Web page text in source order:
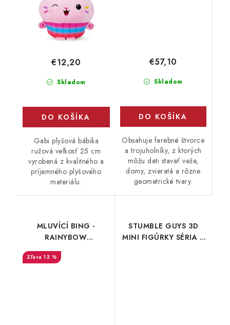
Skladom
€12,20
DO KOŠÍKA
Gabi plyšová bábika
ružová veľkosť 25 cm
vyrobená z kvalitného a
príjemného plyšového
materiálu.
Skladom
€57,10
DO KOŠÍKA
Obsahuje farebné štvorce
a trojuholníky, z ktorých
môžu deti stavať veže,
domy, zvieratá a rôzne
geometrické tvary.
MLUVÍCÍ BING -
RAINYBOW
RECYKLOVATELNÝ -
MLUVÍ POUZE ČESKY
13 %
STUMBLE GUYS 3D
MINI FIGÚRKY SÉRIA 2